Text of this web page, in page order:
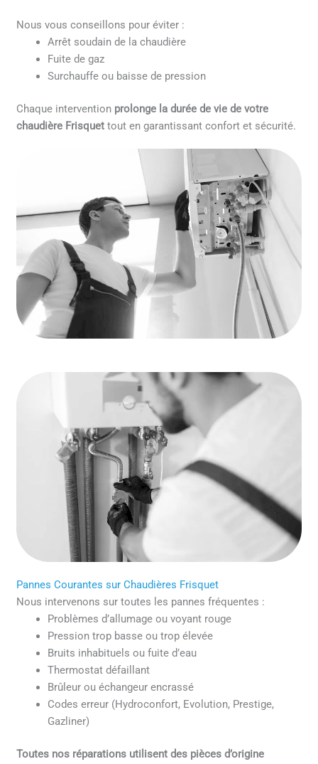
Nous vous conseillons pour éviter :
Arrêt soudain de la chaudière
Fuite de gaz
Surchauffe ou baisse de pression
Chaque intervention prolonge la durée de vie de votre
chaudière Frisquet tout en garantissant confort et sécurité.
Pannes Courantes sur Chaudières Frisquet
Nous intervenons sur toutes les pannes fréquentes :
Problèmes d’allumage ou voyant rouge
Pression trop basse ou trop élevée
Bruits inhabituels ou fuite d’eau
Thermostat défaillant
Brûleur ou échangeur encrassé
Codes erreur (Hydroconfort, Evolution, Prestige,
Gazliner)
Toutes nos réparations utilisent des pièces d’origine